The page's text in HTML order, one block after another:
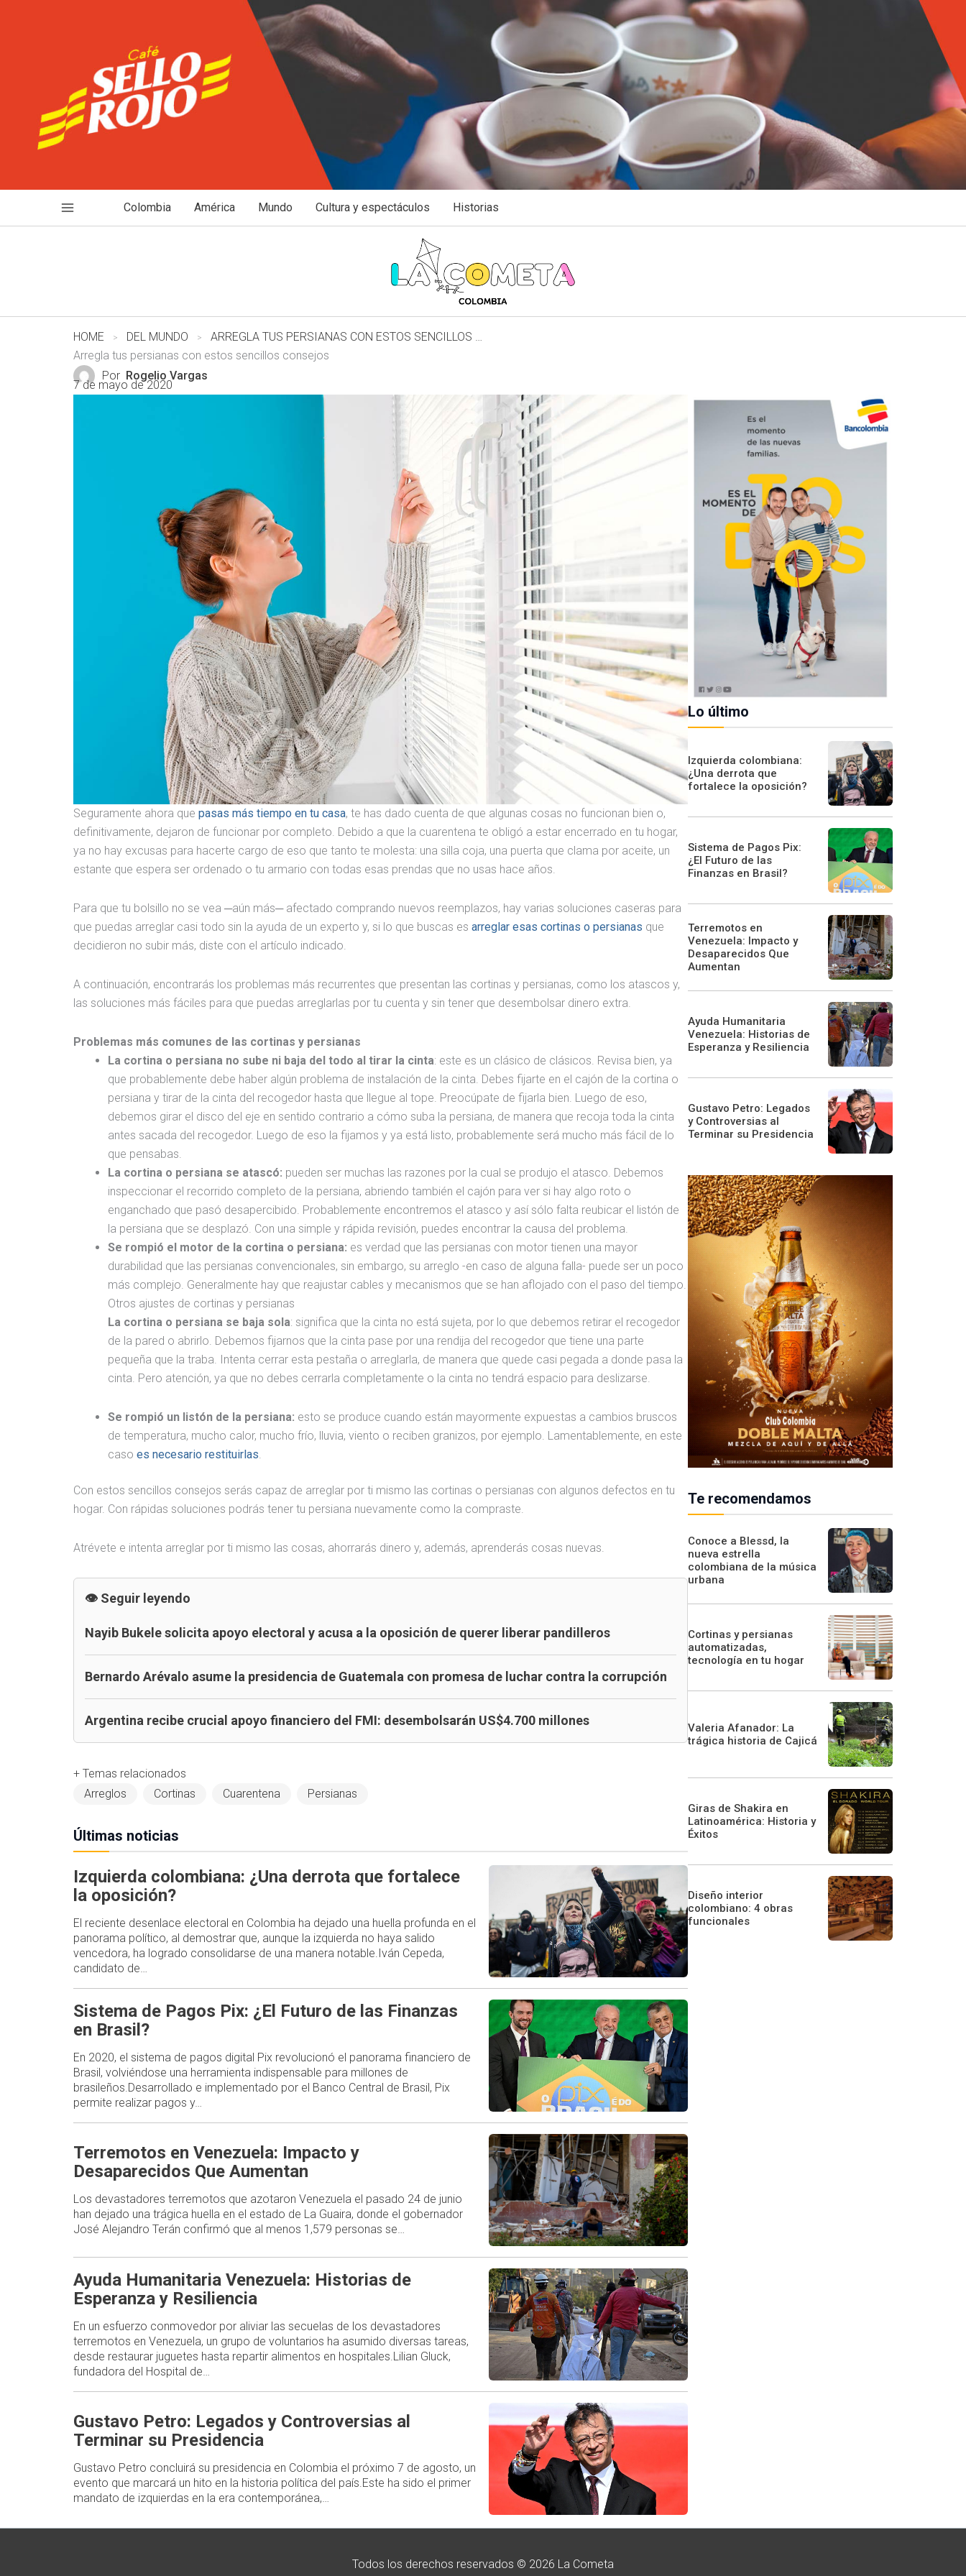
Colombia América Mundo Cultura y espectáculos Historias
HOME DEL MUNDO
ARREGLA TUS PERSIANAS CON ESTOS SENCILLOS CONSEJOS
Arregla tus persianas con estos sencillos consejos
Por Rogelio Vargas
7 de mayo de 2020
Seguramente ahora que pasas más tiempo en tu casa, te has dado cuenta de que algunas cosas no funcionan bien o,
definitivamente, dejaron de funcionar por completo. Debido a que la cuarentena te obligó a estar encerrado en tu hogar,
ya no hay excusas para hacerte cargo de eso que tanto te molesta: una silla coja, una puerta que clama por aceite, un
estante que espera ser ordenado o tu armario con todas esas prendas que no usas hace años.
Para que tu bolsillo no se vea ─aún más─ afectado comprando nuevos reemplazos, hay varias soluciones caseras para
que puedas arreglar casi todo sin la ayuda de un experto y, si lo que buscas es arreglar esas cortinas o persianas que
decidieron no subir más, diste con el artículo indicado.
A continuación, encontrarás los problemas más recurrentes que presentan las cortinas y persianas, como los atascos y,
las soluciones más fáciles para que puedas arreglarlas por tu cuenta y sin tener que desembolsar dinero extra.
Problemas más comunes de las cortinas y persianas
La cortina o persiana no sube ni baja del todo al tirar la cinta: este es un clásico de clásicos. Revisa bien, ya
que probablemente debe haber algún problema de instalación de la cinta. Debes fijarte en el cajón de la cortina o
persiana y tirar de la cinta del recogedor hasta que llegue al tope. Preocúpate de fijarla bien. Luego de eso,
debemos girar el disco del eje en sentido contrario a cómo suba la persiana, de manera que recoja toda la cinta
antes sacada del recogedor. Luego de eso la fijamos y ya está listo, probablemente será mucho más fácil de lo
que pensabas.
La cortina o persiana se atascó: pueden ser muchas las razones por la cual se produjo el atasco. Debemos
inspeccionar el recorrido completo de la persiana, abriendo también el cajón para ver si hay algo roto o
enganchado que pasó desapercibido. Probablemente encontremos el atasco y así sólo falta reubicar el listón de
la persiana que se desplazó. Con una simple y rápida revisión, puedes encontrar la causa del problema.
Se rompió el motor de la cortina o persiana: es verdad que las persianas con motor tienen una mayor
durabilidad que las persianas convencionales, sin embargo, su arreglo -en caso de alguna falla- puede ser un poco
más complejo. Generalmente hay que reajustar cables y mecanismos que se han aflojado con el paso del tiempo.
Otros ajustes de cortinas y persianas
La cortina o persiana se baja sola: significa que la cinta no está sujeta, por lo que debemos retirar el recogedor
de la pared o abrirlo. Debemos fijarnos que la cinta pase por una rendija del recogedor que tiene una parte
pequeña que la traba. Intenta cerrar esta pestaña o arreglarla, de manera que quede casi pegada a donde pasa la
cinta. Pero atención, ya que no debes cerrarla completamente o la cinta no tendrá espacio para deslizarse.
Se rompió un listón de la persiana: esto se produce cuando están mayormente expuestas a cambios bruscos
de temperatura, mucho calor, mucho frío, lluvia, viento o reciben granizos, por ejemplo. Lamentablemente, en este
caso es necesario restituirlas.
Con estos sencillos consejos serás capaz de arreglar por ti mismo las cortinas o persianas con algunos defectos en tu
hogar. Con rápidas soluciones podrás tener tu persiana nuevamente como la compraste.
Atrévete e intenta arreglar por ti mismo las cosas, ahorrarás dinero y, además, aprenderás cosas nuevas.
Seguir leyendo
Nayib Bukele solicita apoyo electoral y acusa a la oposición de querer liberar pandilleros
Bernardo Arévalo asume la presidencia de Guatemala con promesa de luchar contra la corrupción
Argentina recibe crucial apoyo financiero del FMI: desembolsarán US$4.700 millones
+ Temas relacionados
Arreglos
Cortinas Cuarentena Persianas
Últimas noticias
Izquierda colombiana: ¿Una derrota que fortalece
la oposición?
El reciente desenlace electoral en Colombia ha dejado una huella profunda en el
panorama político, al demostrar que, aunque la izquierda no haya salido
vencedora, ha logrado consolidarse de una manera notable.Iván Cepeda,
candidato de…
Sistema de Pagos Pix: ¿El Futuro de las Finanzas
en Brasil?
En 2020, el sistema de pagos digital Pix revolucionó el panorama financiero de
Brasil, volviéndose una herramienta indispensable para millones de
brasileños.Desarrollado e implementado por el Banco Central de Brasil, Pix
permite realizar pagos y…
Terremotos en Venezuela: Impacto y
Desaparecidos Que Aumentan
Los devastadores terremotos que azotaron Venezuela el pasado 24 de junio
han dejado una trágica huella en el estado de La Guaira, donde el gobernador
José Alejandro Terán confirmó que al menos 1,579 personas se…
Ayuda Humanitaria Venezuela: Historias de
Esperanza y Resiliencia
En un esfuerzo conmovedor por aliviar las secuelas de los devastadores
terremotos en Venezuela, un grupo de voluntarios ha asumido diversas tareas,
desde restaurar juguetes hasta repartir alimentos en hospitales.Lilian Gluck,
fundadora del Hospital de…
Gustavo Petro: Legados y Controversias al
Terminar su Presidencia
Gustavo Petro concluirá su presidencia en Colombia el próximo 7 de agosto, un
evento que marcará un hito en la historia política del país.Este ha sido el primer
mandato de izquierdas en la era contemporánea,…
Lo último
Izquierda colombiana:
¿Una derrota que
fortalece la oposición?
Sistema de Pagos Pix:
¿El Futuro de las
Finanzas en Brasil?
Terremotos en
Venezuela: Impacto y
Desaparecidos Que
Aumentan
Ayuda Humanitaria
Venezuela: Historias de
Esperanza y Resiliencia
Gustavo Petro: Legados
y Controversias al
Terminar su Presidencia
Te recomendamos
Conoce a Blessd, la
nueva estrella
colombiana de la música
urbana
Cortinas y persianas
automatizadas,
tecnología en tu hogar
Valeria Afanador: La
trágica historia de Cajicá
Giras de Shakira en
Latinoamérica: Historia y
Éxitos
Diseño interior
colombiano: 4 obras
funcionales
Todos los derechos reservados © 2026 La Cometa